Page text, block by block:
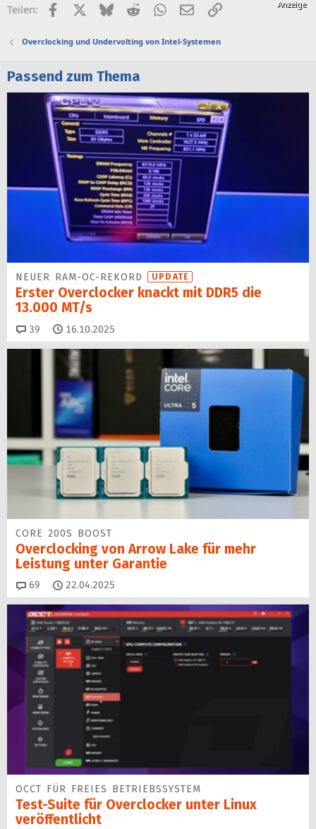
Teilen: FacebookX (Twitter)
BlueskyRedditWhatsApp
E-MailLink
Overclocking und Undervolting von Intel-Systemen
Passend zum Thema
NEUER RAM-OC-REKORD UPDATE
Erster Overclocker knackt mit DDR5 die
13.000 MT/s
39 Kommentare
16.10.2025
CORE 200S BOOST
Overclocking von Arrow Lake für mehr
Leistung unter Garantie
69 Kommentare
22.04.2025
OCCT FÜR FREIES BETRIEBSSYSTEM
Test-Suite für Overclocker unter Linux
veröffentlicht